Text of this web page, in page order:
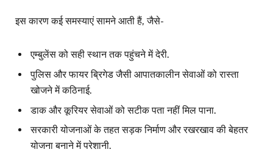
इस कारण कई समस्याएं सामने आती हैं, जैसे-
एम्बुलेंस को सही स्थान तक पहुंचने में देरी.
पुलिस और फायर ब्रिगेड जैसी आपातकालीन सेवाओं को रास्ता
खोजने में कठिनाई.
डाक और कूरियर सेवाओं को सटीक पता नहीं मिल पाना.
सरकारी योजनाओं के तहत सड़क निर्माण और रखरखाव की बेहतर
योजना बनाने में परेशानी.